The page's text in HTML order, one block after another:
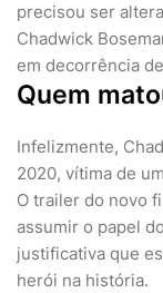
precisou ser
Chadwick
em decorrência
Quem
Infelizmente,
2020, vítima de
O trailer do novo
assumir o papel
justificativa que
herói na história.